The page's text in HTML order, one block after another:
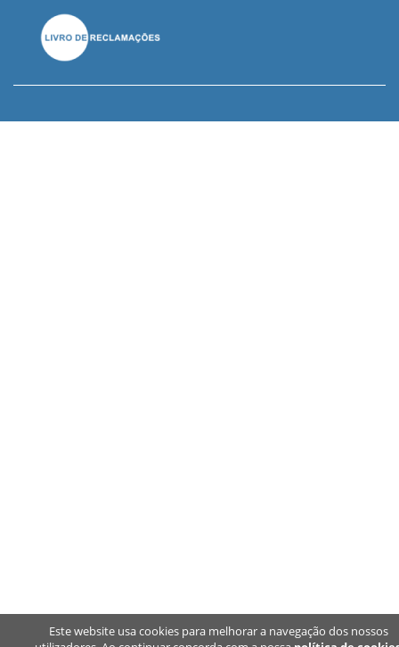
Este website usa cookies para melhorar a navegação dos nossos